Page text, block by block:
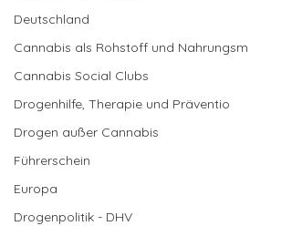
Deutschland
Cannabis als Rohstoff und Nahrungsm
Cannabis Social Clubs
Drogenhilfe, Therapie und Präventio
Drogen außer Cannabis
Führerschein
Europa
Drogenpolitik - DHV